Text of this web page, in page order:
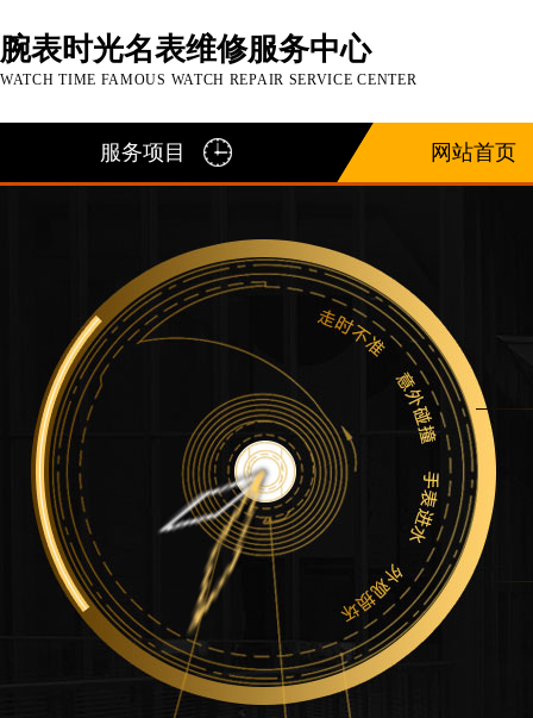
腕表时光名表维修服务中心
WATCH TIME FAMOUS WATCH REPAIR SERVICE CENTER
服务项目 网站首页
2026年7月腕表时光中国区售后服务网络优化升级
2026年7月腕表时光全国官方售后客户服务热线：
腕表时光官方全国统一服务热线400-188-5020，